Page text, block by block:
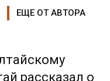
ЕЩЕ ОТ АВТОРА
рассказал о